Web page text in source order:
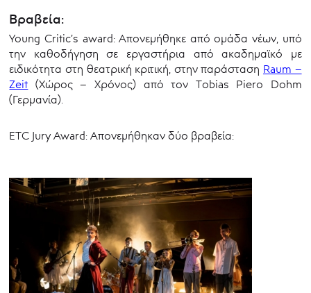
Βραβεία:
Young Critic’s award: Απονεμήθηκε από ομάδα νέων, υπό
την καθοδήγηση σε εργαστήρια από ακαδημαϊκό με
ειδικότητα στη θεατρική κριτική, στην παράσταση Raum –
Zeit (Χώρος – Χρόνος) από τον Τobias Piero Dohm
(Γερμανία).
ETC Jury Award: Απονεμήθηκαν δύο βραβεία: